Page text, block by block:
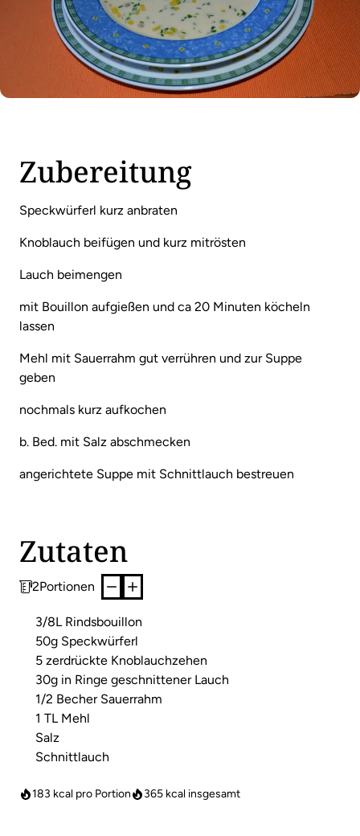
Zubereitung
Speckwürferl kurz anbraten
Knoblauch beifügen und kurz mitrösten
Lauch beimengen
mit Bouillon aufgießen und ca 20 Minuten köcheln
lassen
Mehl mit Sauerrahm gut verrühren und zur Suppe
geben
nochmals kurz aufkochen
b. Bed. mit Salz abschmecken
angerichtete Suppe mit Schnittlauch bestreuen
Zutaten
2Portionen
3/8L Rindsbouillon
50g Speckwürferl
5 zerdrückte Knoblauchzehen
30g in Ringe geschnittener Lauch
1/2 Becher Sauerrahm
1 TL Mehl
Salz
Schnittlauch
183 kcal pro Portion 365 kcal insgesamt